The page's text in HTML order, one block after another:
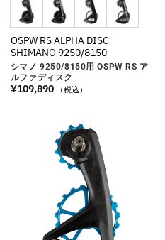
OSPW RS ALPHA DISC
SHIMANO 9250/8150
シマノ 9250/8150用 OSPW RS ア
ルファディスク
¥109,890 （税込）